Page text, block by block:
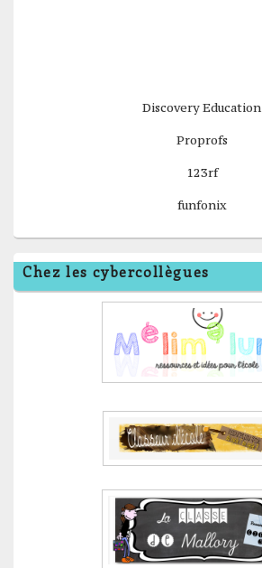
Discovery Education
Proprofs
123rf
funfonix
Chez les cybercollègues